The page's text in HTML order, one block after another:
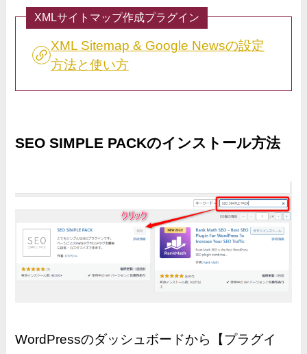
XMLサイトマップ作成プラグイン
XML Sitemap & Google Newsの設定
方法と使い方
SEO SIMPLE PACKのインストール方法
WordPressのダッシュボードから【プラグイ